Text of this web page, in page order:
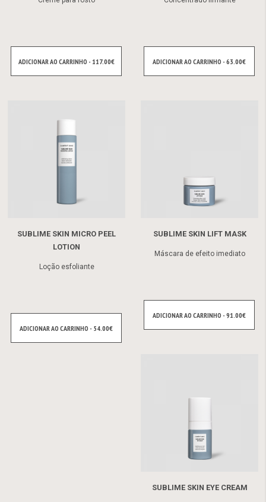
ADICIONAR AO CARRINHO - 117.00€ ADICIONAR AO CARRINHO - 63.00€
SUBLIME SKIN MICRO PEEL
LOTION
Loção esfoliante
ADICIONAR AO CARRINHO - 54.00€
SUBLIME SKIN LIFT MASK
Máscara de efeito imediato
ADICIONAR AO CARRINHO - 91.00€
SUBLIME SKIN EYE CREAM